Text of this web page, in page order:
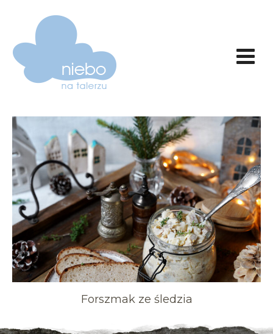
Forszmak ze śledzia